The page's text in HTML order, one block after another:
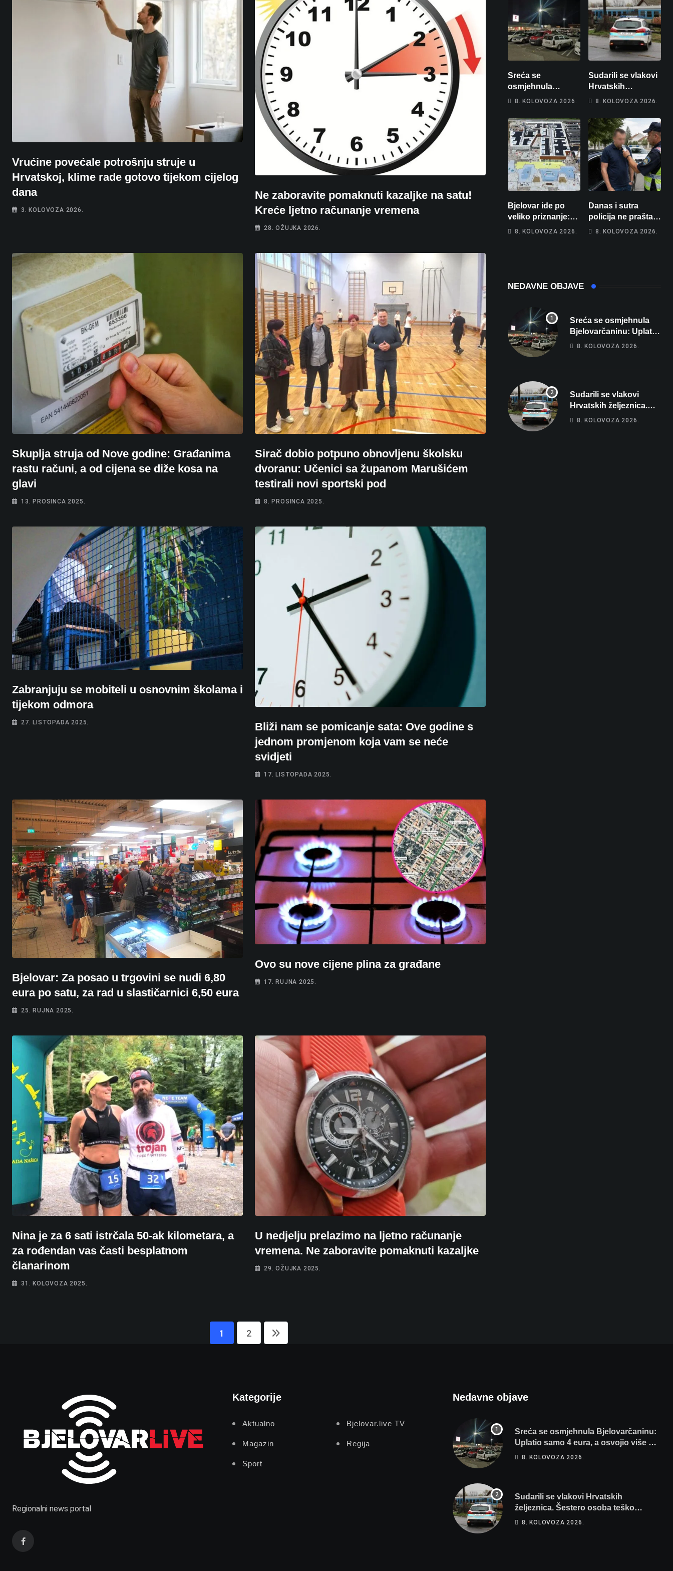
Vrućine povećale potrošnju struje u
Hrvatskoj, klime rade gotovo tijekom cijelog
dana
3. KOLOVOZA 2026.
Ne zaboravite pomaknuti kazaljke na satu!
Kreće ljetno računanje vremena
28. OŽUJKA 2026.
Skuplja struja od Nove godine: Građanima
rastu računi, a od cijena se diže kosa na
glavi
13. PROSINCA 2025.
Sirač dobio potpuno obnovljenu školsku
dvoranu: Učenici sa županom Marušićem
testirali novi sportski pod
8. PROSINCA 2025.
Zabranjuju se mobiteli u osnovnim školama i
tijekom odmora
27. LISTOPADA 2025.
Bliži nam se pomicanje sata: Ove godine s
jednom promjenom koja vam se neće
svidjeti
17. LISTOPADA 2025.
Bjelovar: Za posao u trgovini se nudi 6,80
eura po satu, za rad u slastičarnici 6,50 eura
25. RUJNA 2025.
Ovo su nove cijene plina za građane
17. RUJNA 2025.
Nina je za 6 sati istrčala 50-ak kilometara, a
za rođendan vas časti besplatnom
članarinom
31. KOLOVOZA 2025.
U nedjelju prelazimo na ljetno računanje
vremena. Ne zaboravite pomaknuti kazaljke
29. OŽUJKA 2025.
1 2
Sreća se
osmjehnula
Bjelovarčaninu:
eura, a osvojio
više od 80 tisuća
eura
8. KOLOVOZA 2026.
Sudarili se vlakovi
Hrvatskih
željeznica. Šestero
ozlijeđeno, mlađa
žena na
intenzivnoj
8. KOLOVOZA 2026.
Bjelovar ide po
veliko priznanje:
Hrebak danas u
prvenstva
8. KOLOVOZA 2026.
Danas i sutra
policija ne prašta:
Na cestama su
8. KOLOVOZA 2026.
NEDAVNE OBJAVE
Sreća se osmjehnula
Bjelovarčaninu: Uplatio
samo 4 eura, a osvojio
8. KOLOVOZA 2026.
Sudarili se vlakovi
Hrvatskih željeznica.
Šestero osoba teško
8. KOLOVOZA 2026.
Regionalni news portal
Kategorije
Aktualno Bjelovar.live TV
Magazin Regija
Sport
Nedavne objave
Sreća se osmjehnula Bjelovarčaninu:
Uplatio samo 4 eura, a osvojio više od
80 tisuća eura
8. KOLOVOZA 2026.
Sudarili se vlakovi Hrvatskih
željeznica. Šestero osoba teško
ozlijeđeno, mlađa žena na intenzivnoj
8. KOLOVOZA 2026.